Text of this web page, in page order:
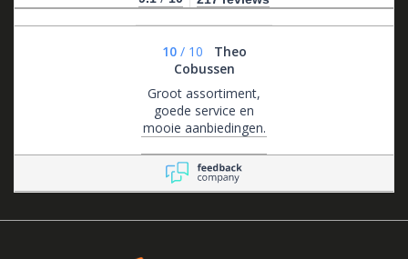
10 / 10
Theo
Cobussen
Groot assortiment,
goede service en
mooie aanbiedingen.